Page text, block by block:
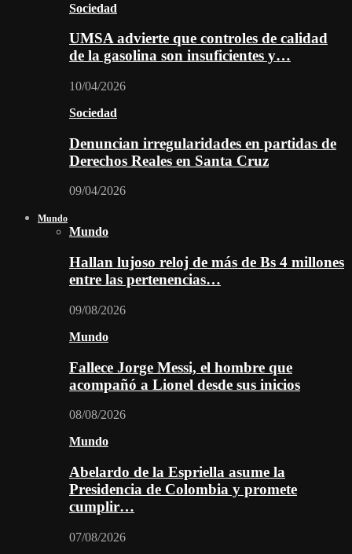
Sociedad
UMSA advierte que controles de calidad
de la gasolina son insuficientes y…
10/04/2026
Sociedad
Denuncian irregularidades en partidas de
Derechos Reales en Santa Cruz
09/04/2026
Mundo
Mundo
Hallan lujoso reloj de más de Bs 4 millones
entre las pertenencias…
09/08/2026
Mundo
Fallece Jorge Messi, el hombre que
acompañó a Lionel desde sus inicios
08/08/2026
Mundo
Abelardo de la Espriella asume la
Presidencia de Colombia y promete
cumplir…
07/08/2026